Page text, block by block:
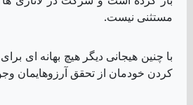
مستثنی نیست.
با چنین هیجانی دیگر هیچ بهانه ای
کردن خودمان از تحقق آرزوهایمان